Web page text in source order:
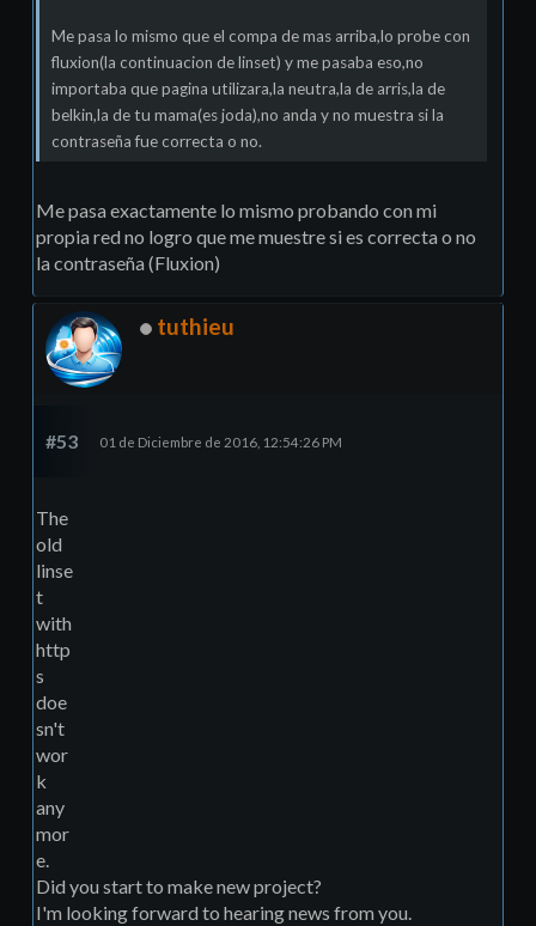
Me pasa lo mismo que el compa de mas arriba,lo probe con
fluxion(la continuacion de linset) y me pasaba eso,no
importaba que pagina utilizara,la neutra,la de arris,la de
belkin,la de tu mama(es joda),no anda y no muestra si la
contraseña fue correcta o no.
Me pasa exactamente lo mismo probando con mi
propia red no logro que me muestre si es correcta o no
la contraseña (Fluxion)
tuthieu
#53 01 de Diciembre de 2016, 12:54:26 PM
The
old
linse
t
with
http
s
doe
sn't
wor
k
any
mor
e.
Did you start to make new project?
I'm looking forward to hearing news from you.